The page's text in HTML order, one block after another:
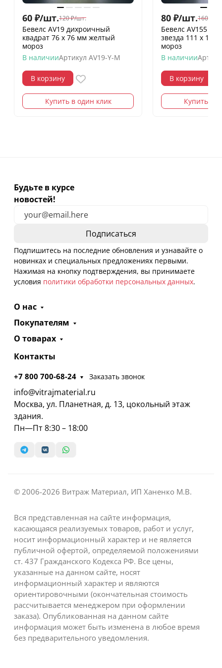
60 ₽/шт.120 ₽/шт.
Бевелс AV19 дихроичный
квадрат 76 х 76 мм желтый
мороз
В наличииАртикул AV19-Y-M
В корзину
Купить в один клик
80 ₽/шт.160
Бевелс AV155
звезда 111 х
мороз
В наличии
В корзину
Купить в
Будьте в курсе
новостей!
Подпишитесь на последние обновления и узнавайте о
новинках и специальных предложениях первыми.
Нажимая на кнопку подтверждения, вы принимаете
условия политики обработки персональных данных.
О нас
Покупателям
О товарах
Контакты
+7 800 700-68-24 Заказать звонок
info@vitrajmaterial.ru
Москва, ул. Планетная, д. 13, цокольный этаж
здания.
Пн—Пт 8:30 – 18:00
© 2006-2026 Витраж Материал, ИП Ханенко М.В.
Вся представленная на сайте информация,
касающаяся реализуемых товаров, работ и услуг,
носит информационный характер и не является
публичной офертой, определяемой положениями
ст. 437 Гражданского Кодекса РФ. Все цены,
указанные на данном сайте, носят
информационный характер и являются
ориентировочными (окончательная стоимость
рассчитывается менеджером при оформлении
заказа). Опубликованная на данном сайте
информация может быть изменена в любое время
без предварительного уведомления.